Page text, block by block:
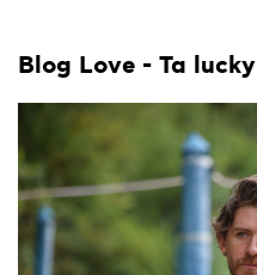
Blog Love - Τα lucky